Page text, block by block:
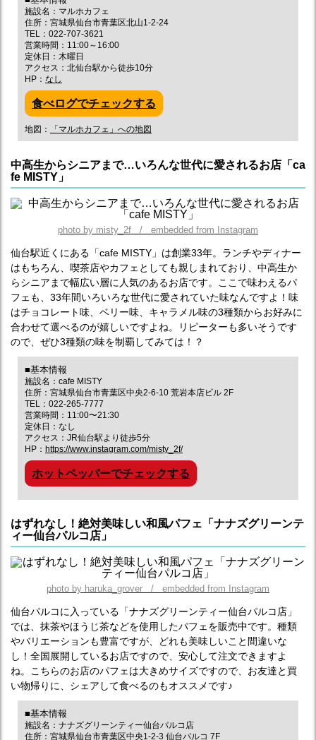
施設名：マルホカフェ
住所：宮城県仙台市青葉区北山1-2-24
TEL：022-707-3621
営業時間：11:00～16:00
定休日：木曜日
アクセス：北仙台駅から徒歩10分
HP： なし
食べログでチェックする
地図： 「マルホカフェ」への地図
中高生からシニアまで…いろんな世代に愛されるお店「ca
fe MISTY」
photo by misty_2f / embedded from Instagram
仙台駅近くにある「cafe MISTY」は創業33年。ランチやディナー
はもちろん、喫茶店やカフェとしても親しまれており、中高生か
らシニアまで幅広い層に人気のあるお店です。ここで味わえるパ
フェも、33年間いろいろな世代に愛されていた味なんですよ！味
はチョコレート味、ベリー味、キャラメル味の3種類からお好みに
合わせて選べるのが嬉しいですよね。リピーターも多いそうです
ので、ぜひ3種類の味を制覇してみては！？
■基本情報
施設名：cafe MISTY
住所：宮城県仙台市青葉区中央2-6-10 荒岩本店ビル 2F
TEL：022-265-7777
営業時間：11:00〜21:30
定休日：なし
アクセス：JR仙台駅より徒歩5分
HP： https://www.instagram.com/misty_2f/
ホットペッパーでチェックする
はずれなし！絶対美味しい和風パフェ「ナナズグリーンテ
ィー仙台パルコ店」
photo by haruka_grover / embedded from Instagram
仙台パルコに入っている「ナナズグリーンティー仙台パルコ店」
では、抹茶やほうじ茶などを使用したパフェを販売中です。種類
やバリエーションも豊富ですが、どれも美味しいこと間違いな
し！全国展開しているお店ですので、安心して注文できますよ
ね。こちらのお店のパフェは大きめサイズですので、お友達と買
い物帰りに、シェアして食べるのもオススメです♪
■基本情報
施設名：ナナズグリーンティー仙台パルコ店
住所：宮城県仙台市青葉区中央1-2-3 仙台パルコ 7F